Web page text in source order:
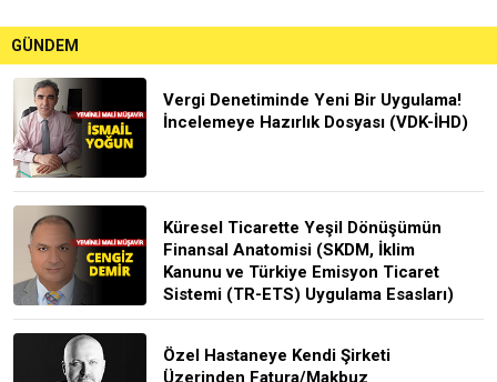
GÜNDEM
Vergi Denetiminde Yeni Bir Uygulama!
İncelemeye Hazırlık Dosyası (VDK-İHD)
Küresel Ticarette Yeşil Dönüşümün
Finansal Anatomisi (SKDM, İklim
Kanunu ve Türkiye Emisyon Ticaret
Sistemi (TR-ETS) Uygulama Esasları)
Özel Hastaneye Kendi Şirketi
Üzerinden Fatura/Makbuz